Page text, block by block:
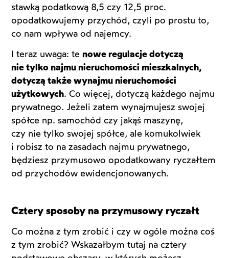
stawką podatkową 8,5 czy 12,5 proc.
opodatkowujemy przychód, czyli po prostu to,
co nam wpływa od najemcy.
I teraz uwaga: tenowe regulacje dotyczą
nie tylko najmu nieruchomości mieszkalnych,
dotyczą także wynajmu nieruchomości
użytkowych. Co więcej, dotyczą każdego najmu
prywatnego. Jeżeli zatem wynajmujesz swojej
spółce np. samochód czy jakąś maszynę,
czy nie tylko swojej spółce, ale komukolwiek
i robisz to na zasadach najmu prywatnego,
będziesz przymusowo opodatkowany ryczałtem
od przychodów ewidencjonowanych.
Cztery sposoby na przymusowy ryczałt
Co można z tym zrobić i czy w ogóle można coś
z tym zrobić? Wskazałbym tutaj na cztery